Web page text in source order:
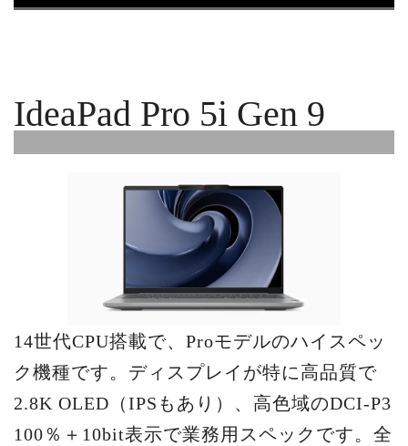
IdeaPad Pro 5i Gen 9
14世代CPU搭載で、Proモデルのハイスペッ
ク機種です。ディスプレイが特に高品質で
2.8K OLED（IPSもあり）、高色域のDCI-P3
100％＋10bit表示で業務用スペックです。全